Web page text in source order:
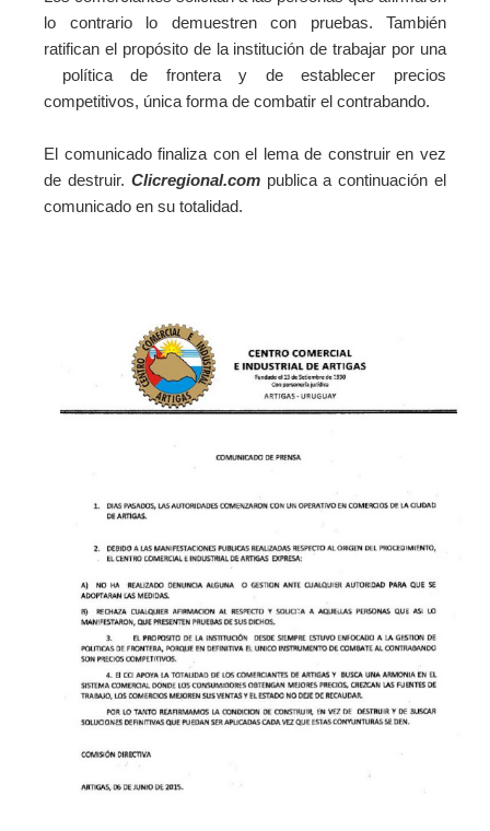
lo contrario lo demuestren con pruebas. También
ratifican el propósito de la institución de trabajar por una
política de frontera y de establecer precios
competitivos, única forma de combatir el contrabando.
El comunicado finaliza con el lema de construir en vez
de destruir. Clicregional.compublica a continuación el
comunicado en su totalidad.